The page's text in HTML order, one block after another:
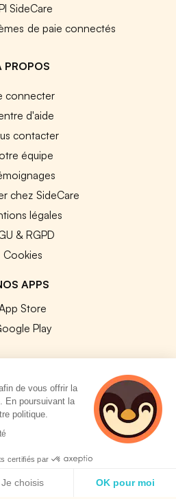
SideCare
de paie connectés
PROPOS
connecter
d'aide
contacter
équipe
chez SideCare
légales
& RGPD
Cookies
APPS
Store
Play
Tous droits réservés.
de vous offrir la
En poursuivant la
politique.
certifiés par
Je choisis OK pour moi
2 personnes
consultent
actuellement cette